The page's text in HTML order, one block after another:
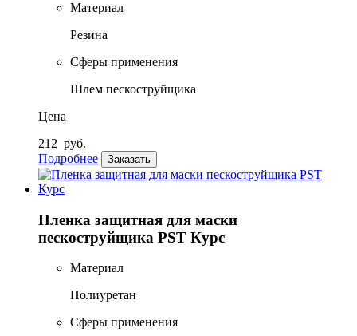
Материал
Резина
Сферы применения
Шлем пескоструйщика
Цена
212 руб.
Подробнее
Заказать
Пленка защитная для маски
пескоструйщика PST Курс
Материал
Полиуретан
Сферы применения